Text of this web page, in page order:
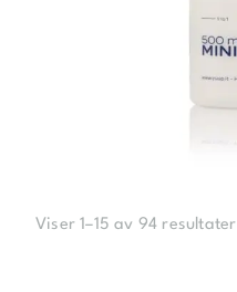
Viser 1–15 av 94 resultater